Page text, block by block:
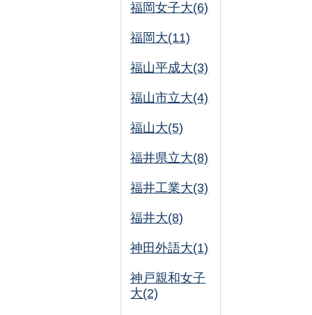
福岡女子大(6)
福岡大(11)
福山平成大(3)
福山市立大(4)
福山大(5)
福井県立大(8)
福井工業大(3)
福井大(8)
神田外語大(1)
神戸親和女子
大(2)